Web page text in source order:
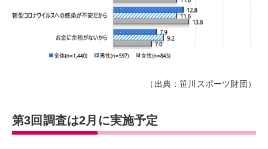
（出典：笹川スポーツ財団）
第3回調査は2月に実施予定